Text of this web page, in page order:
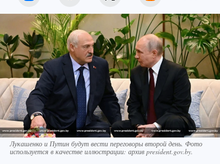
Лукашенко и Путин будут вести переговоры второй день. Фото
используется в качестве иллюстрации: архив president.gov.by.